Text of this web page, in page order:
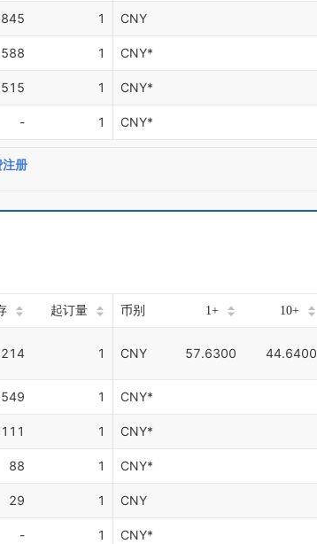
845 1 CNY
588 1 CNY*
515 1 CNY*
- 1 CNY*
册
起订量 币别 1+ 10+
214 1 CNY 57.6300 44.6400
1 CNY*
111 1 CNY*
88 1 CNY*
29 1 CNY
- 1 CNY*